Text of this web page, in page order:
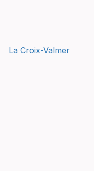
La Croix-Valmer